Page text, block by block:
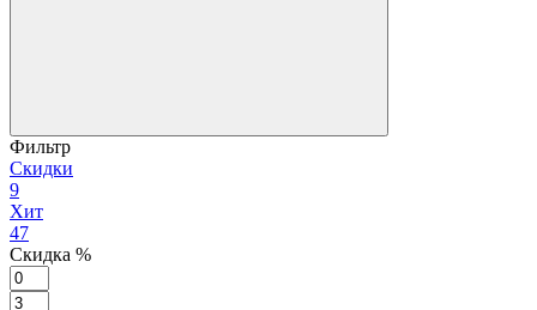
Фильтр
Скидки
9
Хит
47
Скидка %